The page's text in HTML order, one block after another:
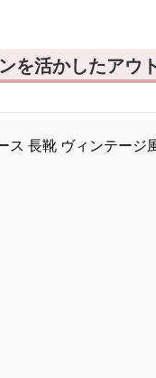
を活かしたアウ